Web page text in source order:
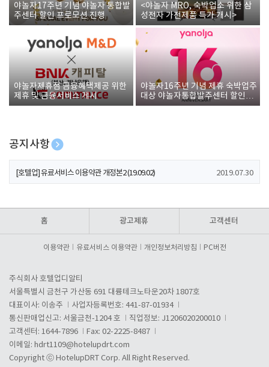
야놀자17주년 기념 야놀자 통합발
주센터 할인 프로모션 진행
<야놀자 MRO, 숙박업소 위한 삼
성전자 가전제품 특가 개시>
야놀자제휴점 금융혜택제공 위한
제휴 및 금융서비스 게시
야놀자16주년 기념 제휴 숙박업주
대상 야놀자통합발주센터 할인쿠
폰 증정
공지사항
[호텔업] 개인정보 처리방침 개정본1 (19.09.02)
[호텔업] 유료서비스 이용약관 개정본2 (19.09.02) 2019.07.30
홈 광고제휴 고객센터
이용약관 유료서비스 이용약관 개인정보처리방침 PC버전
주식회사 호텔업디알티
서울특별시 금천구 가산동 691 대륭테크노타운20차 1807호
대표이사: 이송주
사업자등록번호: 441-87-01934
통신판매업신고: 서울금천-1204 호
직업정보: J1206020200010
고객센터: 1644-7896
Fax: 02-2225-8487
이메일: hdrt1109@hotelupdrt.com
Copyright ⓒ HotelupDRT Corp. All Right Reserved.